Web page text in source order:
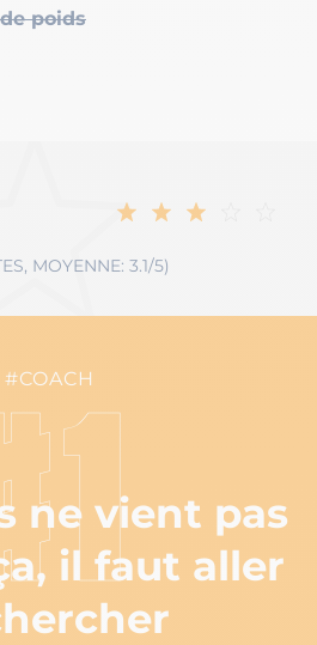
poids
MOYENNE: 3.1/5)
#COACH
ne vient pas
il faut aller